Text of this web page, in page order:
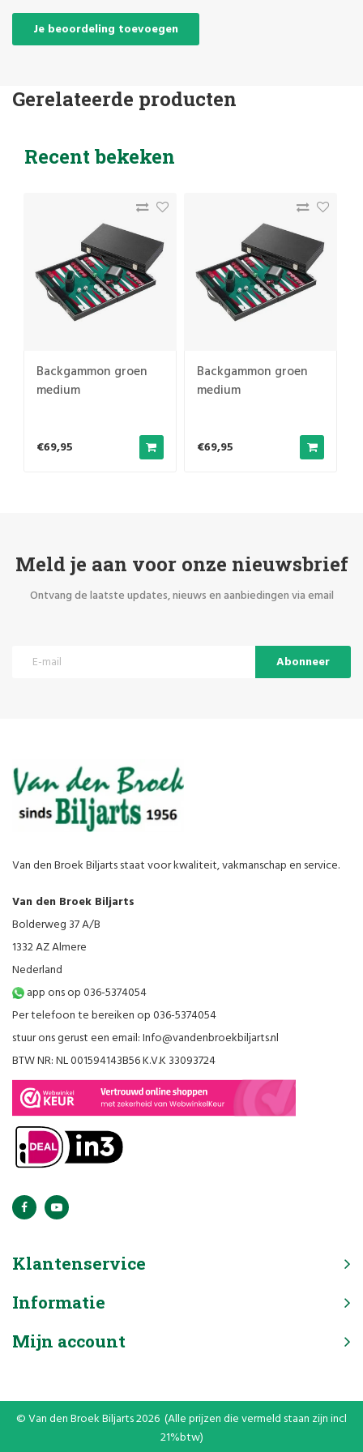
Je beoordeling toevoegen
Gerelateerde producten
Recent bekeken
Backgammon groen
medium
€69,95
Backgammon groen
medium
€69,95
Meld je aan voor onze nieuwsbrief
Ontvang de laatste updates, nieuws en aanbiedingen via email
Abonneer
Van den Broek Biljarts staat voor kwaliteit, vakmanschap en service.
Van den Broek Biljarts
Bolderweg 37 A/B
1332 AZ Almere
Nederland
app ons op 036-5374054
Per telefoon te bereiken op 036-5374054
stuur ons gerust een email:Info@vandenbroekbiljarts.nl
BTW NR: NL 001594143B56 K.V.K 33093724
Klantenservice
Informatie
Mijn account
© Van den Broek Biljarts 2026 (Alle prijzen die vermeld staan zijn incl
21%btw)